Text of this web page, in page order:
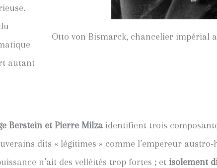
autant
Otto von Bismarck, chancelier impérial
Berstein et Pierre Milza identifient trois
dits « légitimes » comme l’empereur
n’ait des velléités trop fortes ; et isolement